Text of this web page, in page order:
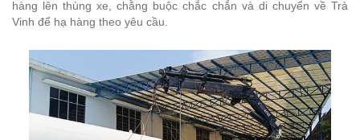
hàng lên thùng xe, chằng buộc chắc chắn và di chuyển về Trà
Vinh để hạ hàng theo yêu cầu.